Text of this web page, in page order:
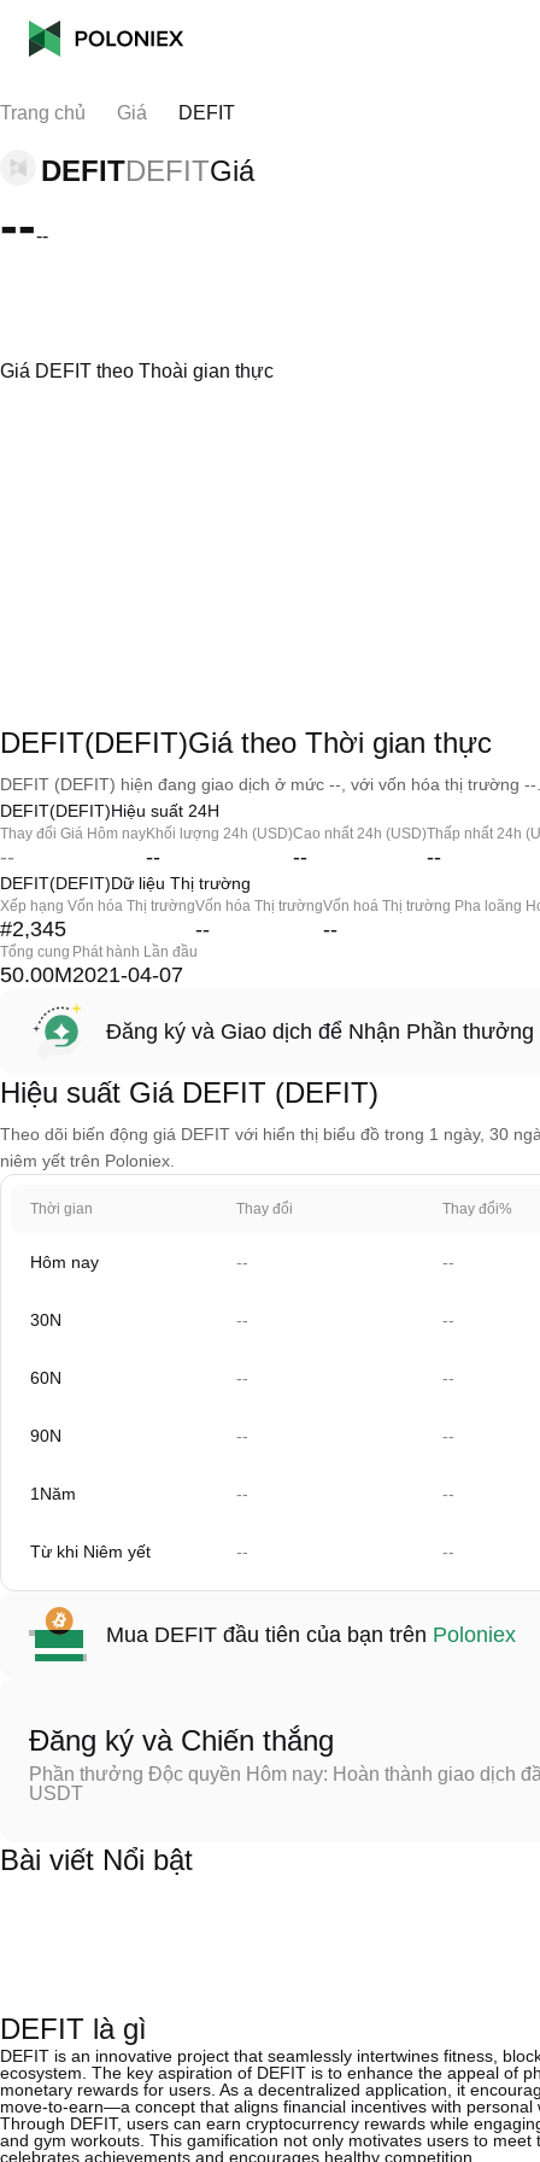
Trang chủ Giá DEFIT
DEFITDEFITGiá
----
Giá DEFIT theo Thoài gian thực
DEFIT(DEFIT)Giá theo Thời gian thực
DEFIT (DEFIT) hiện đang giao dịch ở mức --, với vốn hóa thị trường --.
DEFIT(DEFIT)Hiệu suất 24H
Thay đổi Giá Hôm nay
--
Khối lượng 24h (USD)
--
Cao nhất 24h (USD)
--
Thấp nhất 24h
--
DEFIT(DEFIT)Dữ liệu Thị trường
Xếp hạng Vốn hóa Thị trường
#2,345
Vốn hóa Thị trường
--
Vốn hoá Thị trường Pha loãng
--
Tổng cung
50.00M
Phát hành Lần đầu
2021-04-07
Đăng ký và Giao dịch để Nhận Phần thưởng
Hiệu suất Giá DEFIT (DEFIT)
Theo dõi biến động giá DEFIT với hiển thị biểu đồ trong 1 ngày, 30
niêm yết trên Poloniex.
Thời gian Thay đổi Thay đổi%
Hôm nay -- --
30N -- --
60N -- --
90N -- --
1Năm -- --
Từ khi Niêm yết -- --
Mua DEFIT đầu tiên của bạn trên Poloniex
Đăng ký và Chiến thắng
Phần thưởng Độc quyền Hôm nay: Hoàn thành giao dịch
USDT
Bài viết Nổi bật
DEFIT là gì
DEFIT is an innovative project that seamlessly intertwines fitness,
ecosystem. The key aspiration of DEFIT is to enhance the appeal of
monetary rewards for users. As a decentralized application, it
move-to-earn—a concept that aligns financial incentives with personal
Through DEFIT, users can earn cryptocurrency rewards while
and gym workouts. This gamification not only motivates users to
celebrates achievements and encourages healthy competition.